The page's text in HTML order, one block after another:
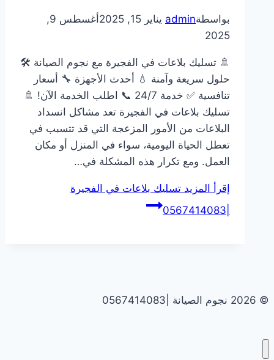
بواسطةadmin يناير 15, 2025
أغسطس 9,
2025
🚿 تسليك بلاعات في الفجيرة مع نجوم الصيانة 🛠️
حلول سريعة وآمنة 💧 أحدث الأجهزة 🔧 أسعار
تنافسية ✅ خدمة 24/7 📞 اطلب الخدمة الآن! 🚿
تسليك بلاعات في الفجيرة تعد مشاكل انسداد
البلاعات من الأمور المزعجة التي قد تتسبب في
تعطل الحياة اليومية، سواء في المنزل أو مكان
العمل. ومع تكرار هذه المشكلة في…
إقرأ المزيد تسليك بلاعات في الفجيرة
© 2026 نجوم الصيانة |0567414083